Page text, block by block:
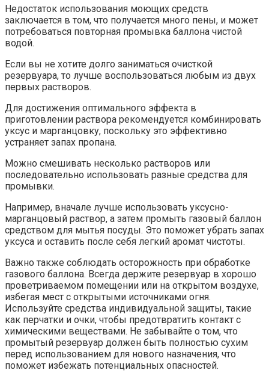
Недостаток использования моющих средств
заключается в том, что получается много пены, и может
потребоваться повторная промывка баллона чистой
водой.
Если вы не хотите долго заниматься очисткой
резервуара, то лучше воспользоваться любым из двух
первых растворов.
Для достижения оптимального эффекта в
приготовлении раствора рекомендуется комбинировать
уксус и марганцовку, поскольку это эффективно
устраняет запах пропана.
Можно смешивать несколько растворов или
последовательно использовать разные средства для
промывки.
Например, вначале лучше использовать уксусно-
марганцовый раствор, а затем промыть газовый баллон
средством для мытья посуды. Это поможет убрать запах
уксуса и оставить после себя легкий аромат чистоты.
Важно также соблюдать осторожность при обработке
газового баллона. Всегда держите резервуар в хорошо
проветриваемом помещении или на открытом воздухе,
избегая мест с открытыми источниками огня.
Используйте средства индивидуальной защиты, такие
как перчатки и очки, чтобы предотвратить контакт с
химическими веществами. Не забывайте о том, что
промытый резервуар должен быть полностью сухим
перед использованием для нового назначения, что
поможет избежать потенциальных опасностей.